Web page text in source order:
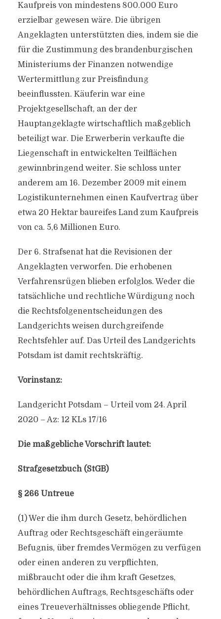
Kaufpreis von mindestens 800.000 Euro
erzielbar gewesen wäre. Die übrigen
Angeklagten unterstützten dies, indem sie die
für die Zustimmung des brandenburgischen
Ministeriums der Finanzen notwendige
Wertermittlung zur Preisfindung
beeinflussten. Käuferin war eine
Projektgesellschaft, an der der
Hauptangeklagte wirtschaftlich maßgeblich
beteiligt war. Die Erwerberin verkaufte die
Liegenschaft in entwickelten Teilflächen
gewinnbringend weiter. Sie schloss unter
anderem am 16. Dezember 2009 mit einem
Logistikunternehmen einen Kaufvertrag über
etwa 20 Hektar baureifes Land zum Kaufpreis
von ca. 5,6 Millionen Euro.
Der 6. Strafsenat hat die Revisionen der
Angeklagten verworfen. Die erhobenen
Verfahrensrügen blieben erfolglos. Weder die
tatsächliche und rechtliche Würdigung noch
die Rechtsfolgenentscheidungen des
Landgerichts weisen durchgreifende
Rechtsfehler auf. Das Urteil des Landgerichts
Potsdam ist damit rechtskräftig.
Vorinstanz:
Landgericht Potsdam – Urteil vom 24. April
2020 – Az: 12 KLs 17/16
Die maßgebliche Vorschrift lautet:
Strafgesetzbuch (StGB)
§ 266 Untreue
(1) Wer die ihm durch Gesetz, behördlichen
Auftrag oder Rechtsgeschäft eingeräumte
Befugnis, über fremdes Vermögen zu verfügen
oder einen anderen zu verpflichten,
mißbraucht oder die ihm kraft Gesetzes,
behördlichen Auftrags, Rechtsgeschäfts oder
eines Treueverhältnisses obliegende Pflicht,